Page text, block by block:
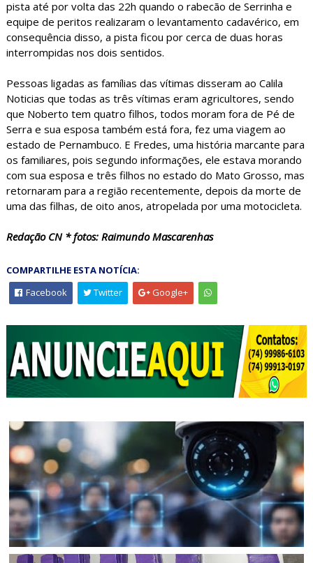
pista até por volta das 22h quando o rabecão de Serrinha e
equipe de peritos realizaram o levantamento cadavérico, em
consequência disso, a pista ficou por cerca de duas horas
interrompidas nos dois sentidos.
Pessoas ligadas as famílias das vítimas disseram ao Calila
Noticias que todas as três vítimas eram agricultores, sendo
que Noberto tem quatro filhos, todos moram fora de Pé de
Serra e sua esposa também está fora, fez uma viagem ao
estado de Pernambuco. E Fredes, uma história marcante para
os familiares, pois segundo informações, ele estava morando
com sua esposa e três filhos no estado do Mato Grosso, mas
retornaram para a região recentemente, depois da morte de
uma das filhas, de oito anos, atropelada por uma motocicleta.
Redação CN * fotos: Raimundo Mascarenhas
COMPARTILHE ESTA NOTÍCIA:
Facebook
Twitter Google+